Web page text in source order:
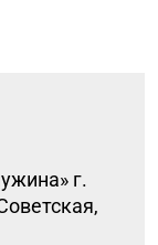
г.